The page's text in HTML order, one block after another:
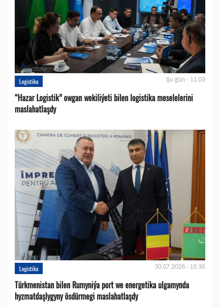
Logistika Şu gün - 11:03
“Hazar Logistik” owgan wekiliýeti bilen logistika meselelerini
maslahatlaşdy
Logistika 30.07.2026 - 15:35
Türkmenistan bilen Rumyniýa port we energetika ulgamynda
hyzmatdaşlygyny ösdürmegi maslahatlaşdy